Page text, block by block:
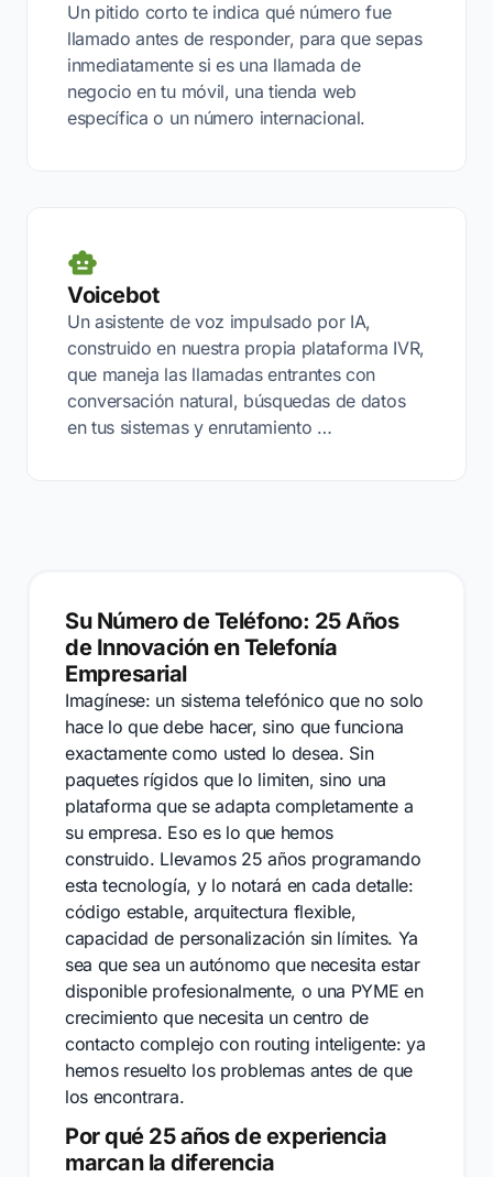
Un pitido corto te indica qué número fue
llamado antes de responder, para que sepas
inmediatamente si es una llamada de
negocio en tu móvil, una tienda web
específica o un número internacional.
Voicebot
Un asistente de voz impulsado por IA,
construido en nuestra propia plataforma IVR,
que maneja las llamadas entrantes con
conversación natural, búsquedas de datos
en tus sistemas y enrutamiento …
Su Número de Teléfono: 25 Años
de Innovación en Telefonía
Empresarial
Imagínese: un sistema telefónico que no solo
hace lo que debe hacer, sino que funciona
exactamente como usted lo desea. Sin
paquetes rígidos que lo limiten, sino una
plataforma que se adapta completamente a
su empresa. Eso es lo que hemos
construido. Llevamos 25 años programando
esta tecnología, y lo notará en cada detalle:
código estable, arquitectura flexible,
capacidad de personalización sin límites. Ya
sea que sea un autónomo que necesita estar
disponible profesionalmente, o una PYME en
crecimiento que necesita un centro de
contacto complejo con routing inteligente: ya
hemos resuelto los problemas antes de que
los encontrara.
Por qué 25 años de experiencia
marcan la diferencia